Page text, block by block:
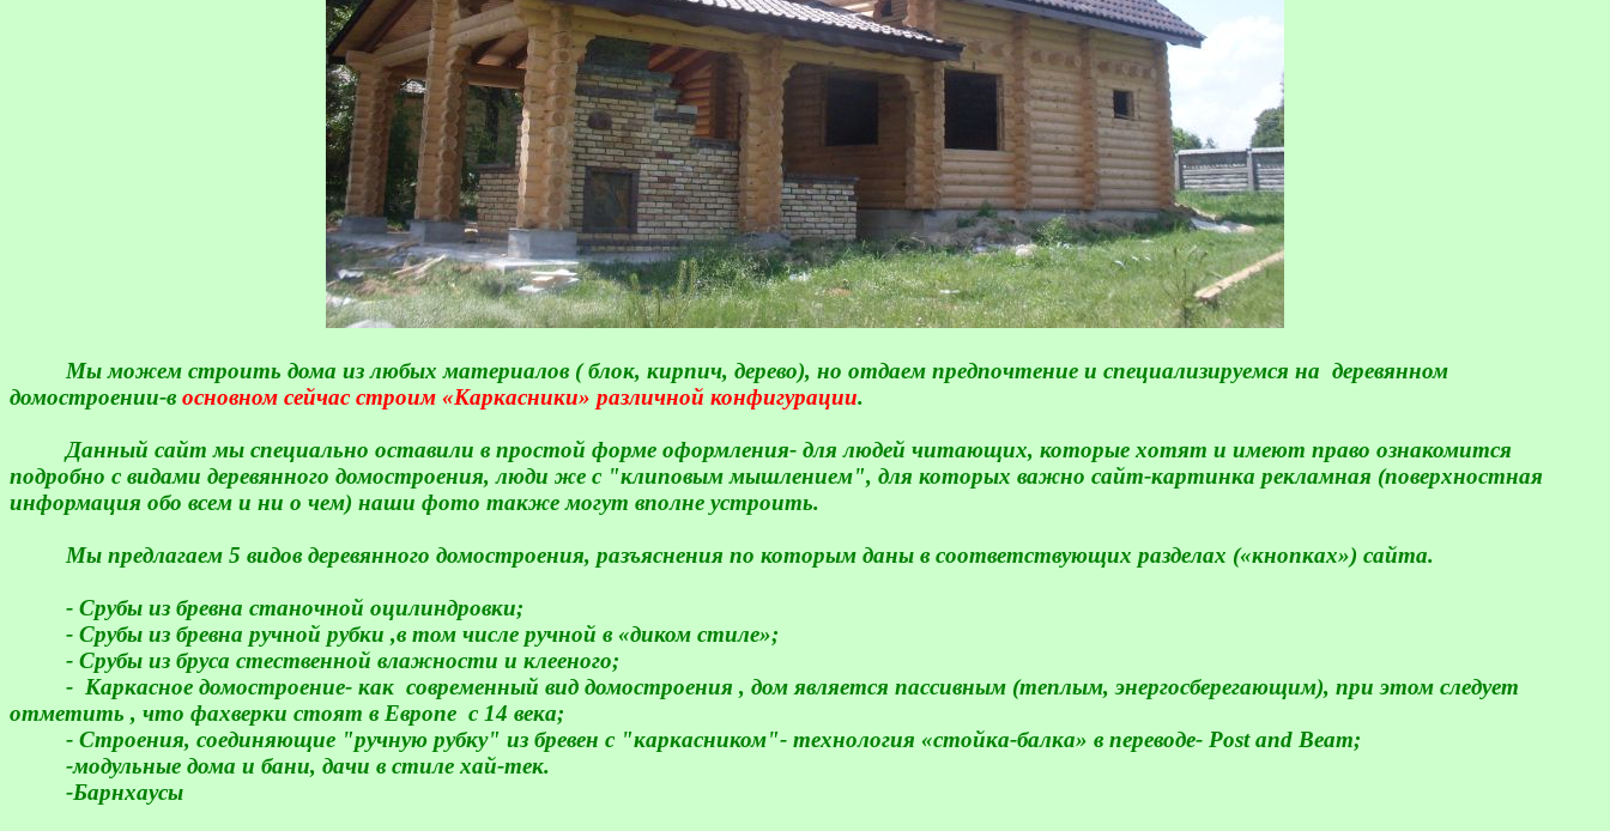
Мы можем строить дома из любых материалов ( блок, кирпич, дерево), но отдаем предпочтение и специализируемся на деревянном
домостроении-в основном сейчас строим «Каркасники» различной конфигурации.
Данный сайт мы специально оставили в простой форме оформления- для людей читающих, которые хотят и имеют право ознакомится
подробно с видами деревянного домостроения, люди же с "клиповым мышлением", для которых важно сайт-картинка рекламная (поверхностная
информация обо всем и ни о чем) наши фото также могут вполне устроить.
Мы предлагаем 5 видов деревянного домостроения, разъяснения по которым даны в соответствующих разделах («кнопках») сайта.
- Срубы из бревна станочной оцилиндровки;
- Срубы из бревна ручной рубки ,в том числе ручной в «диком стиле»;
- Срубы из бруса стественной влажности и клееного;
- Каркасное домостроение- как современный вид домостроения , дом является пассивным (теплым, энергосберегающим), при этом следует
отметить , что фахверки стоят в Европе с 14 века;
- Строения, соединяющие "ручную рубку" из бревен с "каркасником"- технология «стойка-балка» в переводе- Post and Beam;
-модульные дома и бани, дачи в стиле хай-тек.
-Барнхаусы